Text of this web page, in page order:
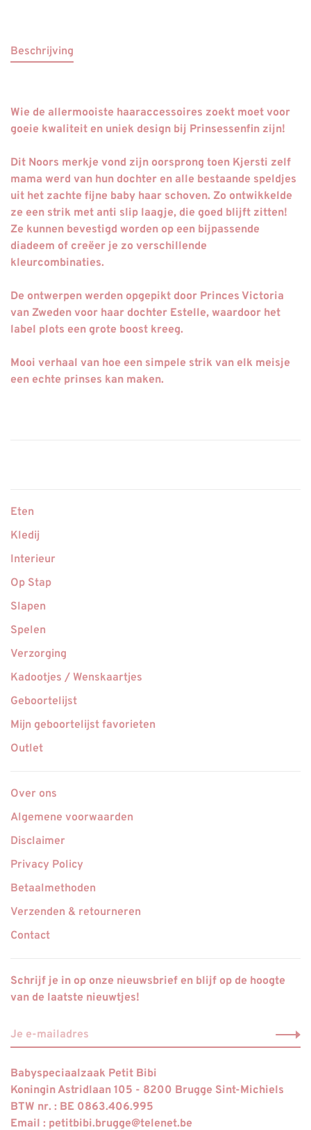
Beschrijving
Wie de allermooiste haaraccessoires zoekt moet voor
goeie kwaliteit en uniek design bij Prinsessenfin zijn!
Dit Noors merkje vond zijn oorsprong toen Kjersti zelf
mama werd van hun dochter en alle bestaande speldjes
uit het zachte fijne baby haar schoven. Zo ontwikkelde
ze een strik met anti slip laagje, die goed blijft zitten!
Ze kunnen bevestigd worden op een bijpassende
diadeem of creëer je zo verschillende
kleurcombinaties.
De ontwerpen werden opgepikt door Princes Victoria
van Zweden voor haar dochter Estelle, waardoor het
label plots een grote boost kreeg.
Mooi verhaal van hoe een simpele strik van elk meisje
een echte prinses kan maken.
Eten
Kledij
Interieur
Op Stap
Slapen
Spelen
Verzorging
Kadootjes / Wenskaartjes
Geboortelijst
Mijn geboortelijst favorieten
Outlet
Over ons
Algemene voorwaarden
Disclaimer
Privacy Policy
Betaalmethoden
Verzenden & retourneren
Contact
Schrijf je in op onze nieuwsbrief en blijf op de hoogte
van de laatste nieuwtjes!
Babyspeciaalzaak Petit Bibi
Koningin Astridlaan 105 - 8200 Brugge Sint-Michiels
BTW nr. : BE 0863.406.995
Email : petitbibi.brugge@telenet.be